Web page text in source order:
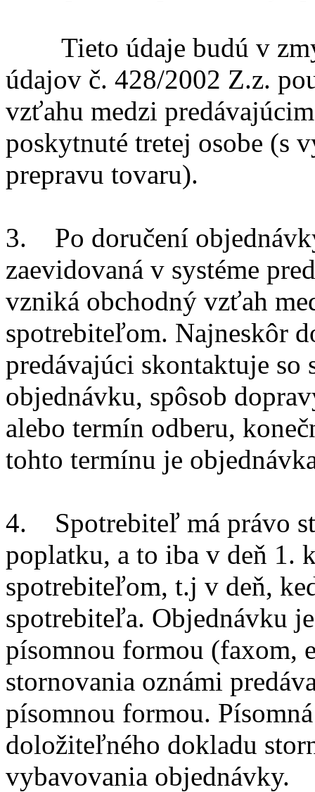
Tieto údaje budú v
údajov č. 428/2002 Z.z.
vzťahu medzi
poskytnuté tretej osobe (s
prepravu tovaru).
3. Po doručení
zaevidovaná v systéme
vzniká obchodný vzťah
spotrebiteľom. Najneskôr
predávajúci skontaktuje
objednávku, spôsob
alebo termín odberu,
tohto termínu je
4. Spotrebiteľ má právo
poplatku, a to iba v deň 1.
spotrebiteľom, t.j v deň,
spotrebiteľa. Objednávku
písomnou formou (faxom,
stornovania oznámi
písomnou formou.
doložiteľného dokladu
vybavovania objednávky.